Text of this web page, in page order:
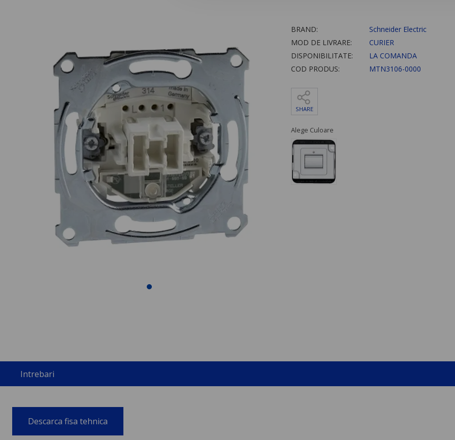
BRAND:
Schneider Electric
MOD DE LIVRARE:
CURIER
DISPONIBILITATE:
LA COMANDA
COD PRODUS:
MTN3106-0000
SHARE
Alege Culoare
Intrebari
Descarca fisa tehnica